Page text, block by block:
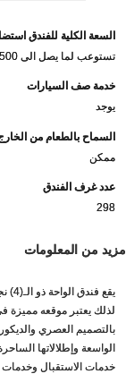
السعة الكلية للفندق
تستوعب لما يصل الى 500 شخص
خدمة صف السيارات
يوجد
السماح بالطعام من
ممكن
عدد غرف الفندق
298
مزيد من المعلومات
يقع
خدمات الاستقبال